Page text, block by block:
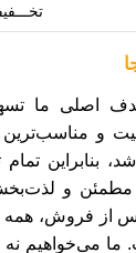
هدف اصلی ما
و
بنابراین
مطمئن و
پس از فروش،
می‌خواهیم نه